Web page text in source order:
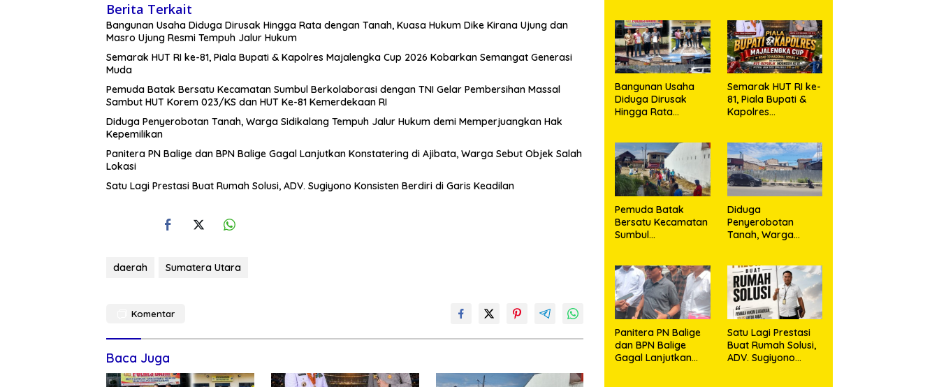
Berita Terkait
Bangunan Usaha Diduga Dirusak Hingga Rata dengan Tanah, Kuasa Hukum Dike Kirana Ujung dan
Masro Ujung Resmi Tempuh Jalur Hukum
Semarak HUT RI ke-81, Piala Bupati & Kapolres Majalengka Cup 2026 Kobarkan Semangat Generasi
Muda
Pemuda Batak Bersatu Kecamatan Sumbul Berkolaborasi dengan TNI Gelar Pembersihan Massal
Sambut HUT Korem 023/KS dan HUT Ke-81 Kemerdekaan RI
Diduga Penyerobotan Tanah, Warga Sidikalang Tempuh Jalur Hukum demi Memperjuangkan Hak
Kepemilikan
Panitera PN Balige dan BPN Balige Gagal Lanjutkan Konstatering di Ajibata, Warga Sebut Objek Salah
Lokasi
Satu Lagi Prestasi Buat Rumah Solusi, ADV. Sugiyono Konsisten Berdiri di Garis Keadilan
daerah Sumatera Utara
Komentar
Baca Juga
Bangunan Usaha
Diduga Dirusak
Hingga Rata
Kirana Ujung dan
Masro Ujung Resmi
Tempuh Jalur
Hukum
Semarak HUT RI ke-
81, Piala Bupati &
Kapolres
Semangat Generasi
Muda
Pemuda Batak
Bersatu Kecamatan
Sumbul
Pembersihan
Massal Sambut HUT
Korem 023/KS dan
HUT Ke-81
Kemerdekaan RI
Diduga
Penyerobotan
Tanah, Warga
Memperjuangkan
Hak Kepemilikan
Panitera PN Balige
dan BPN Balige
Gagal Lanjutkan
Satu Lagi Prestasi
Buat Rumah Solusi,
ADV. Sugiyono